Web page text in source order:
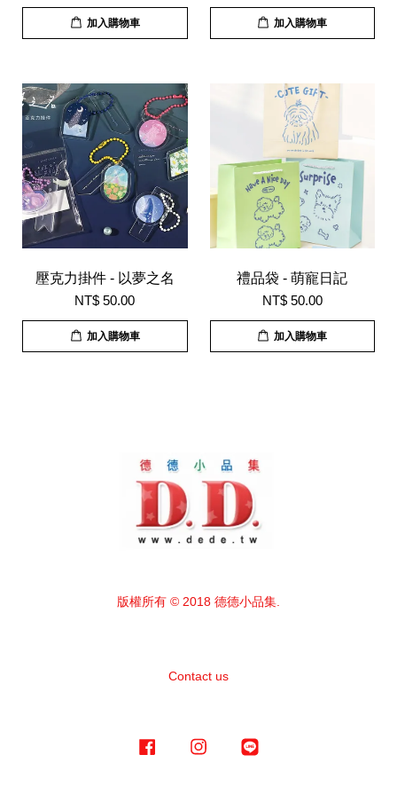
加入購物車 加入購物車
壓克力掛件 - 以夢之名
NT$ 50.00
加入購物車
禮品袋 - 萌寵日記
NT$ 50.00
加入購物車
版權所有 © 2018 德德小品集.
Contact us
Facebook Instagram